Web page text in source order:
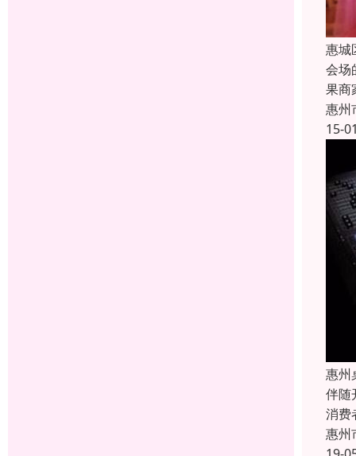
惠城
会场
果商
惠州
15-
惠州
伴随
消费
惠州